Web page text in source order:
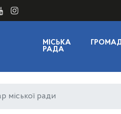
МІСЬКА
РАДА
міської ради